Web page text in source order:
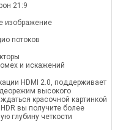
21:9
изображение
потоков
и искажений
HDMI 2.0, поддерживает
высокого
красочной картинкой
вы получите более
глубину четкости